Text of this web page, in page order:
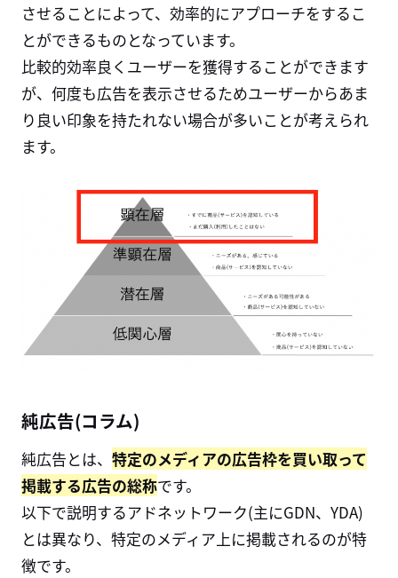
させることによって、効率的にアプローチをするこ
とができるものとなっています。
比較的効率良くユーザーを獲得することができます
が、何度も広告を表示させるためユーザーからあま
り良い印象を持たれない場合が多いことが考えられ
ます。
純広告(コラム)
純広告とは、 特定のメディアの広告枠を買い取って
掲載する広告の総称です。
以下で説明するアドネットワーク(主にGDN、YDA)
とは異なり、特定のメディア上に掲載されるのが特
徴です。